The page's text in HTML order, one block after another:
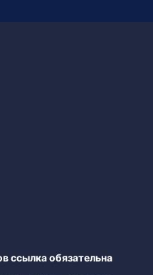
ссылка обязательна